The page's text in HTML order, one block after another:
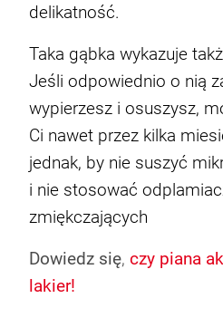
delikatność.
Taka gąbka wykazuje
Jeśli odpowiednio o nią
wypierzesz i osuszysz,
Ci nawet przez kilka
jednak, by nie suszyć
i nie stosować
zmiękczających
Dowiedz się, czy piana
lakier!